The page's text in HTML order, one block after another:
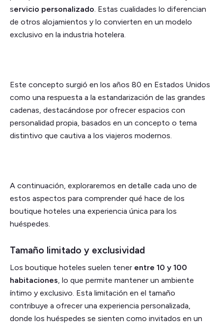
servicio personalizado. Estas cualidades lo diferencian
de otros alojamientos y lo convierten en un modelo
exclusivo en la industria hotelera.
Este concepto surgió en los años 80 en Estados Unidos
como una respuesta a la estandarización de las grandes
cadenas, destacándose por ofrecer espacios con
personalidad propia, basados en un concepto o tema
distintivo que cautiva a los viajeros modernos.
A continuación, exploraremos en detalle cada uno de
estos aspectos para comprender qué hace de los
boutique hoteles una experiencia única para los
huéspedes.
Tamaño limitado y exclusividad
Los boutique hoteles suelen tener entre 10 y 100
habitaciones, lo que permite mantener un ambiente
íntimo y exclusivo. Esta limitación en el tamaño
contribuye a ofrecer una experiencia personalizada,
donde los huéspedes se sienten como invitados en un